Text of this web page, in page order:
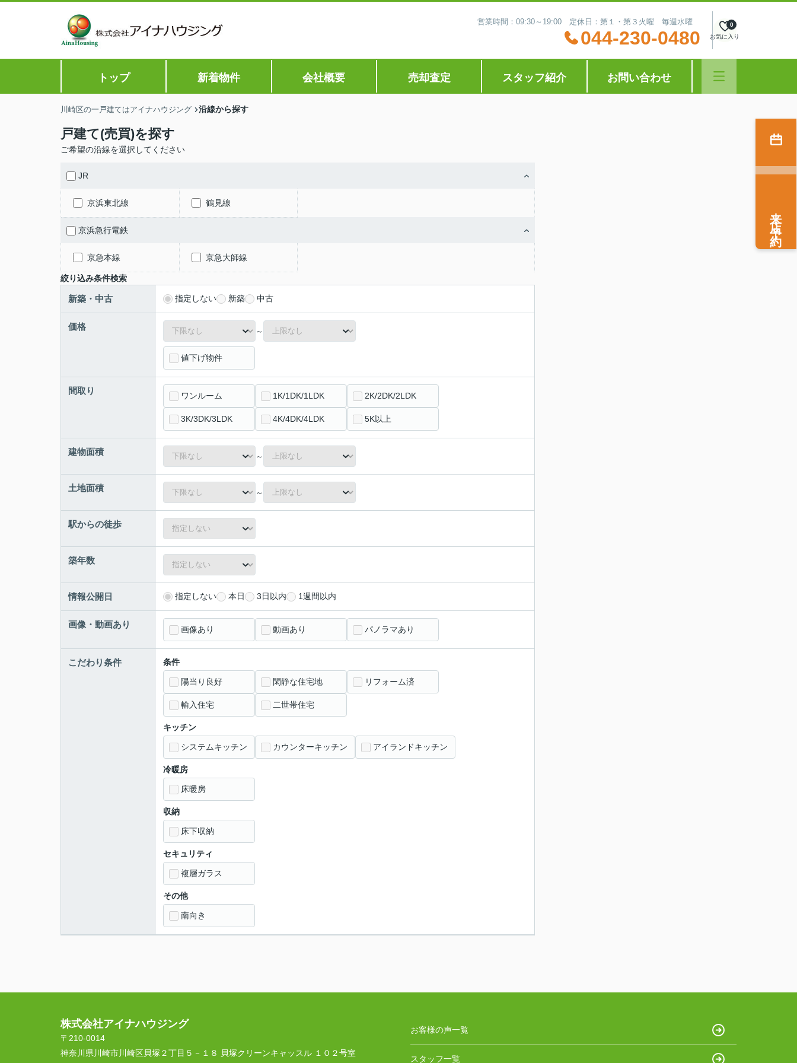
営業時間：09:30～19:00 定休日：第１・第３火曜 毎週水曜
044-230-0480 お気に入り
0
トップ 新着物件 会社概要 売却査定 スタッフ紹介 お問い合わせ
川崎区の一戸建てはアイナハウジング 沿線から探す
戸建て(売買)を探す
ご希望の沿線を選択してください
JR
京浜東北線 鶴見線
京浜急行電鉄
京急本線 京急大師線
絞り込み条件検索
新築・中古 指定しない 新築 中古
価格 ～
値下げ物件
間取り ワンルーム 1K/1DK/1LDK 2K/2DK/2LDK
3K/3DK/3LDK 4K/4DK/4LDK 5K以上
建物面積 ～
土地面積 ～
駅からの徒歩
築年数
情報公開日 指定しない 本日 3日以内 1週間以内
画像・動画あり 画像あり 動画あり パノラマあり
こだわり条件 条件
陽当り良好 閑静な住宅地 リフォーム済
輸入住宅 二世帯住宅
キッチン
システムキッチン カウンターキッチン アイランドキッチン
冷暖房
床暖房
収納
床下収納
セキュリティ
複層ガラス
その他
南向き
来店予約
株式会社アイナハウジング
〒210-0014
神奈川県川崎市川崎区貝塚２丁目５－１８ 貝塚クリーンキャッスル １０２号室
お客様の声一覧
スタッフ一覧